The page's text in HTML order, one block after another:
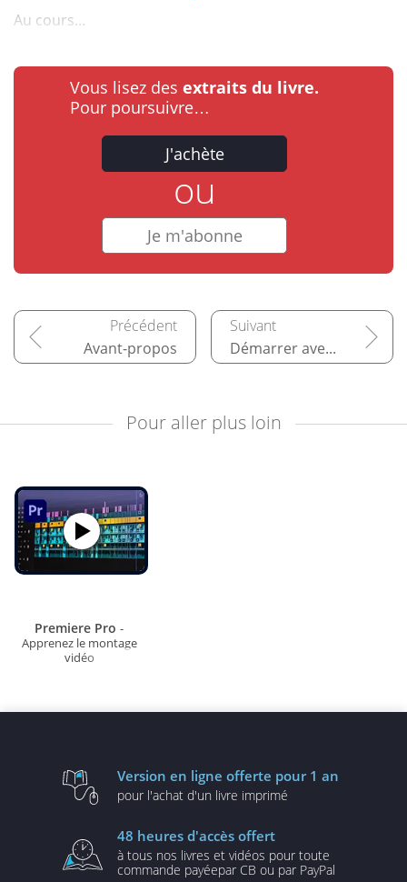
Au cours...
Vous lisez des extraits du livre.
Pour poursuivre…
J'achète
ou
Je m'abonne
Avant-propos Démarrer avec Adobe Premiere Pro
Pour aller plus loin
Premiere Pro -
Apprenez le montage
vidéo
Version en ligne offerte pour 1 an
pour l'achat d'un livre imprimé
48 heures d'accès offert
à tous nos livres et vidéos pour toute
commande payéepar CB ou par PayPal